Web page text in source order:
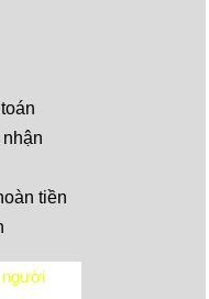
tiền
người